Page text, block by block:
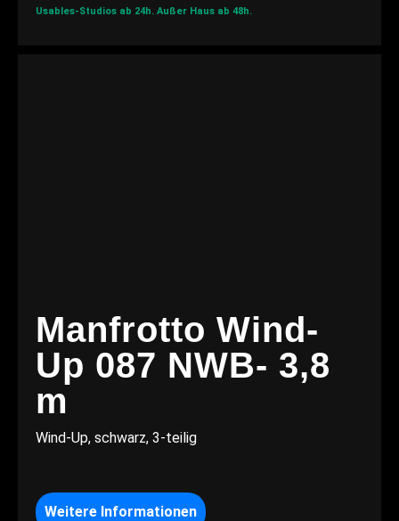
Usables-Studios ab 24h. Außer Haus ab 48h.
Manfrotto Wind-
Up 087 NWB- 3,8
m
Wind-Up, schwarz, 3-teilig
Weitere Informationen